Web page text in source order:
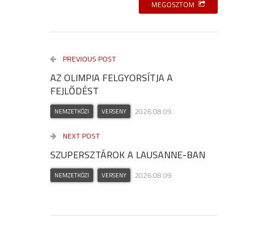
MEGOSZTOM
PREVIOUS POST
AZ OLIMPIA FELGYORSÍTJA A
FEJLŐDÉST
NEMZETKÖZI VERSENY 2026.08.09.
NEXT POST
SZUPERSZTÁROK A LAUSANNE-BAN
NEMZETKÖZI VERSENY 2026.08.09.